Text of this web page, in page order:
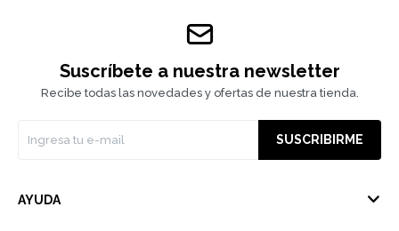
Suscríbete a nuestra newsletter
Recibe todas las novedades y ofertas de nuestra tienda.
SUSCRIBIRME
AYUDA